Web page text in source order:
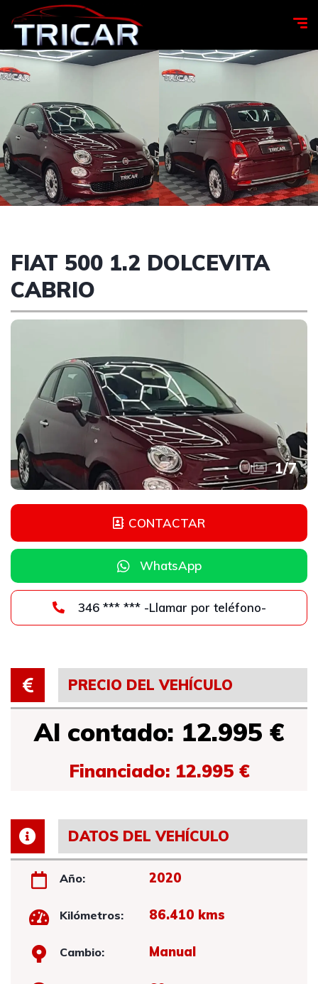
FIAT 500 1.2 DOLCEVITA
CABRIO
1/7
CONTACTAR
WhatsApp
346 *** *** -Llamar por teléfono-
PRECIO DEL VEHÍCULO
Al contado: 12.995 €
Financiado: 12.995 €
DATOS DEL VEHÍCULO
Año: 2020
Kilómetros: 86.410 kms
Cambio: Manual